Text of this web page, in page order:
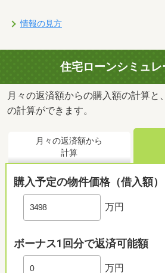
情報の見方
住宅ローンシミュレ
月々の返済額からの購入額の計算と
の計算ができます。
月々の返済額から
計算
購入予定の物件価格（借入額）
万円
ボーナス1回分で返済可能額
万円